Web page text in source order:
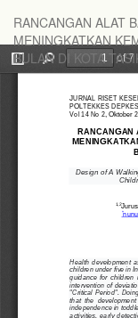
Article
Details
RANCANGAN ALAT
MENINGKATKAN
BULAN DI KOTA